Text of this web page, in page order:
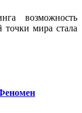
возможность
мира стала